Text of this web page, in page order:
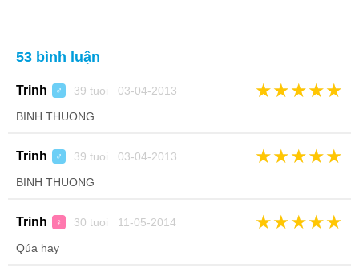
53 bình luận
Trinh ♂ 39 tuoi 03-04-2013 ★★★★★
BINH THUONG
Trinh ♂ 39 tuoi 03-04-2013 ★★★★★
BINH THUONG
Trinh ♀ 30 tuoi 11-05-2014 ★★★★★
Qúa hay